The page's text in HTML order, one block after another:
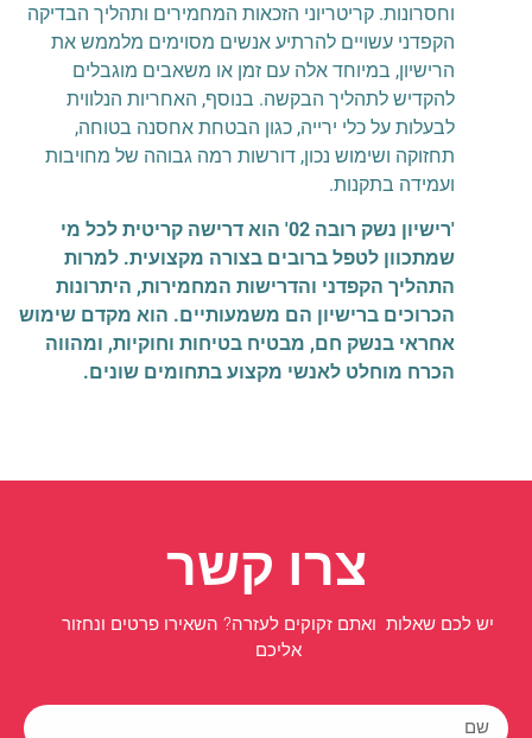
וחסרונות. קריטריוני הזכאות המחמירים ותהליך הבדיקה
הקפדני עשויים להרתיע אנשים מסוימים מלממש את
הרישיון, במיוחד אלה עם זמן או משאבים מוגבלים
להקדיש לתהליך הבקשה. בנוסף, האחריות הנלווית
לבעלות על כלי ירייה, כגון הבטחת אחסנה בטוחה,
תחזוקה ושימוש נכון, דורשות רמה גבוהה של מחויבות
ועמידה בתקנות.
'רישיון נשק רובה 02' הוא דרישה קריטית לכל מי
שמתכוון לטפל ברובים בצורה מקצועית. למרות
התהליך הקפדני והדרישות המחמירות, היתרונות
הכרוכים ברישיון הם משמעותיים. הוא מקדם שימוש
אחראי בנשק חם, מבטיח בטיחות וחוקיות, ומהווה
הכרח מוחלט לאנשי מקצוע בתחומים שונים.
צרו קשר
יש לכם שאלות ואתם זקוקים לעזרה? השאירו פרטים ונחזור
אליכם